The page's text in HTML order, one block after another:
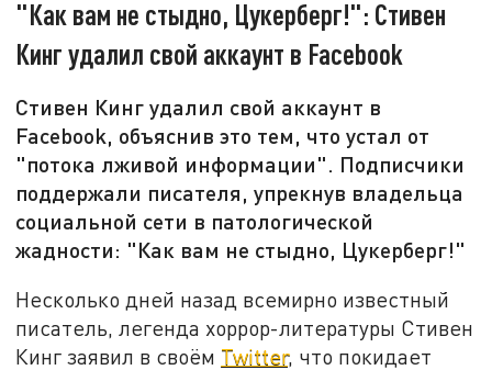
"Как вам не стыдно, Цукерберг!": Стивен
Кинг удалил свой аккаунт в Facebook
Стивен Кинг удалил свой аккаунт в
Facebook, объяснив это тем, что устал от
"потока лживой информации". Подписчики
поддержали писателя, упрекнув владельца
социальной сети в патологической
жадности: "Как вам не стыдно, Цукерберг!"
Несколько дней назад всемирно известный
писатель, легенда хоррор-литературы Стивен
Кинг заявил в своём Twitter, что покидает